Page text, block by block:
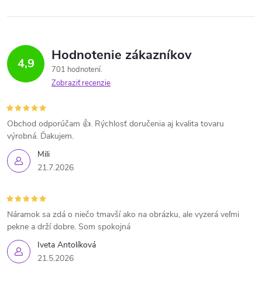
4,9 Hodnotenie zákazníkov
701 hodnotení
Zobraziť recenzie
Mili
21.7.2026
Obchod odporúčam 👍. Rýchlosť doručenia aj kvalita tovaru
výrobná. Ďakujem.
Iveta Antolíková
21.5.2026
Náramok sa zdá o niečo tmavší ako na obrázku, ale vyzerá veľmi
pekne a drží dobre. Som spokojná